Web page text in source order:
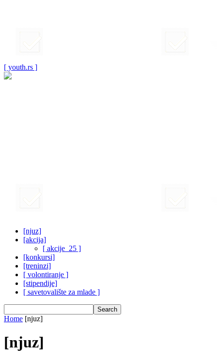
[ youth.rs ]
[njuz]
[akcija]
[ akcije_25 ]
[konkursi]
[treninzi]
[ volontiranje ]
[stipendije]
[ savetovalište za mlade ]
Home [njuz]
[njuz]